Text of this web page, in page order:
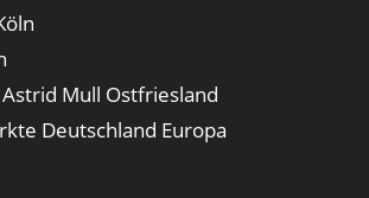
Mull Ostfriesland
Deutschland Europa